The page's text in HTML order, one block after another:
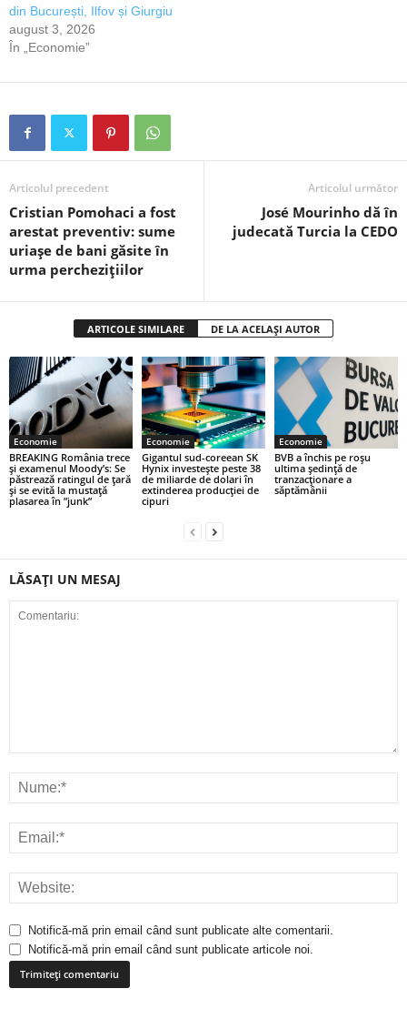
din București, Ilfov și Giurgiu
august 3, 2026
În „Economie”
Articolul precedent
Cristian Pomohaci a fost
arestat preventiv: sume
uriașe de bani găsite în
urma perchezițiilor
Articolul următor
José Mourinho dă în
judecată Turcia la CEDO
ARTICOLE SIMILARE DE LA ACELAȘI AUTOR
Economie
BREAKING România trece
și examenul Moody’s: Se
păstrează ratingul de țară
și se evită la mustață
plasarea în ”junk”
Economie
Gigantul sud-coreean SK
Hynix investește peste 38
de miliarde de dolari în
extinderea producției de
cipuri
Economie
BVB a închis pe roșu
ultima şedinţă de
tranzacţionare a
săptămânii
LĂSAȚI UN MESAJ
Notifică-mă prin email când sunt publicate alte comentarii.
Notifică-mă prin email când sunt publicate articole noi.